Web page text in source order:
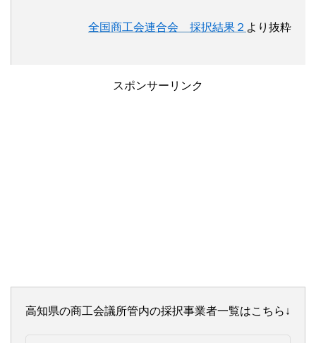
全国商工会連合会 採択結果２ より抜粋
スポンサーリンク
高知県の商工会議所管内の採択事業者一覧はこちら↓